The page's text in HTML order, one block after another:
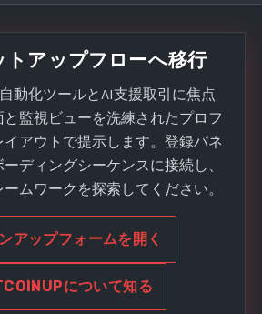
トアップフローへ移行
動化ツールとAI支援取引に焦点
監視ビューを洗練されたプロフ
アウトで提示します。登録パネ
ディングシーケンスに接続し、
ムワークを探索してください。
アップフォームを開く
について知る